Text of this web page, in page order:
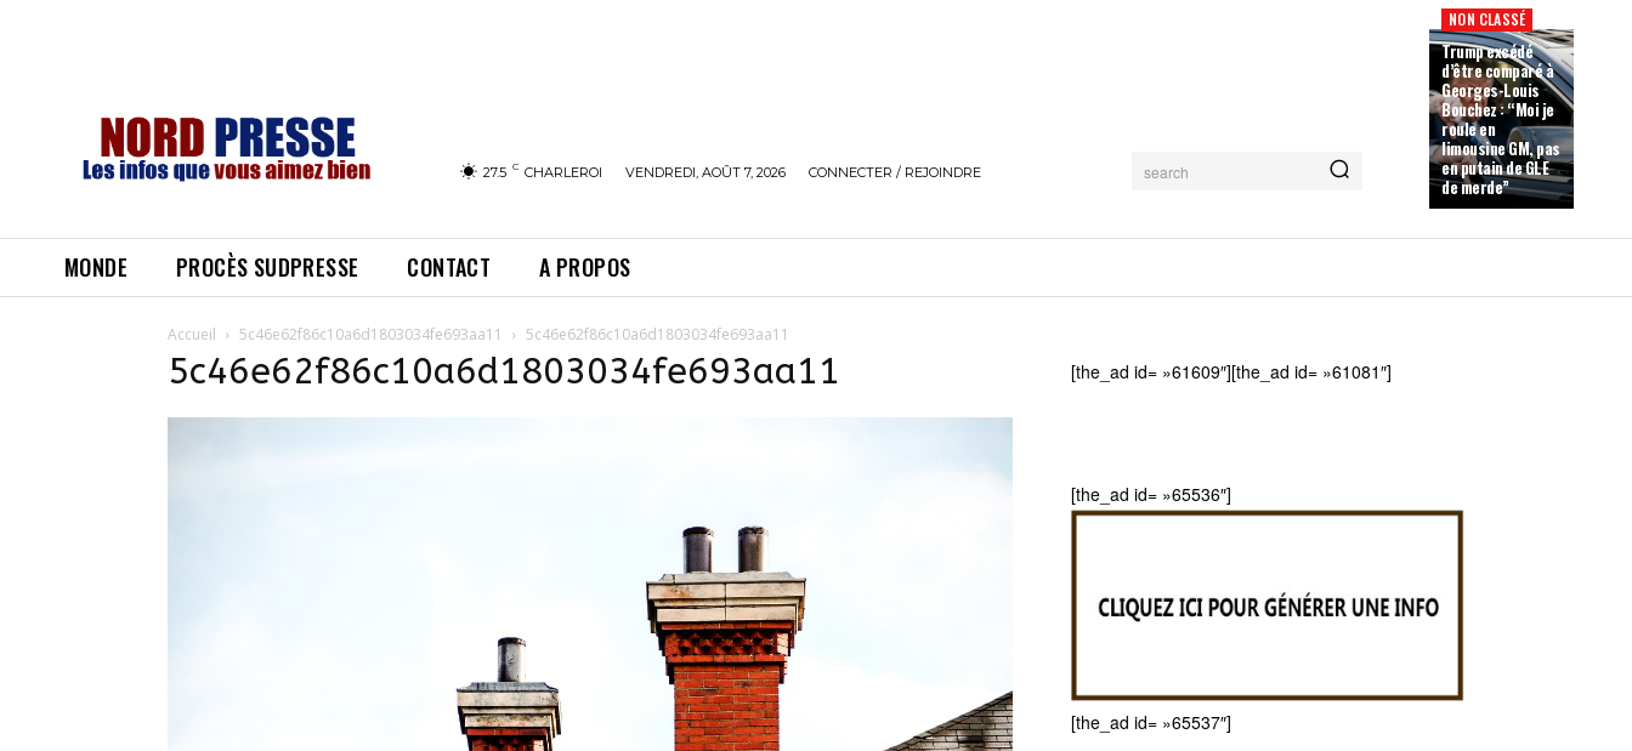
27.5 C CHARLEROI VENDREDI, AOÛT 7, 2026 CONNECTER / REJOINDRE search
NON CLASSÉ
Trump excédé
d’être comparé à
Georges-Louis
Bouchez : “Moi je
roule en
limousine GM, pas
en putain de GLE
de merde”
MONDE PROCÈS SUDPRESSE CONTACT A PROPOS
Accueil 5c46e62f86c10a6d1803034fe693aa11 5c46e62f86c10a6d1803034fe693aa11
5c46e62f86c10a6d1803034fe693aa11 [the_ad id= »61609″][the_ad id= »61081″]
[the_ad id= »65536″]
[the_ad id= »65537″]